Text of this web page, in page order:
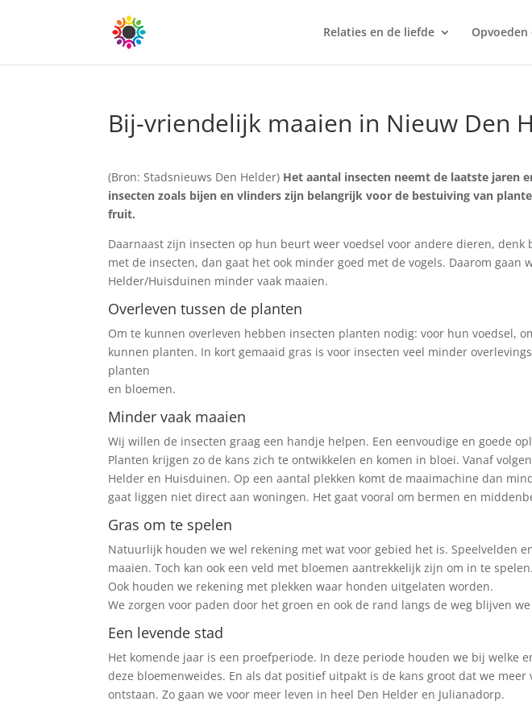
Relaties en de liefde
Bij-vriendelijk maaien in Nieuw Den
(Bron: Stadsnieuws Den Helder) Het aantal insecten neemt de laatste jaren
insecten zoals bijen en vlinders zijn belangrijk voor de bestuiving van
fruit.
Daarnaast zijn insecten op hun beurt weer voedsel voor andere dieren, denk
met de insecten, dan gaat het ook minder goed met de vogels. Daarom gaan
Helder/Huisduinen minder vaak maaien.
Overleven tussen de planten
Om te kunnen overleven hebben insecten planten nodig: voor hun voedsel,
kunnen planten. In kort gemaaid gras is voor insecten veel minder
planten
en bloemen.
Minder vaak maaien
Wij willen de insecten graag een handje helpen. Een eenvoudige en goede
Planten krijgen zo de kans zich te ontwikkelen en komen in bloei. Vanaf
Helder en Huisduinen. Op een aantal plekken komt de maaimachine dan
gaat liggen niet direct aan woningen. Het gaat vooral om bermen en
Gras om te spelen
Natuurlijk houden we wel rekening met wat voor gebied het is. Speelvelden
maaien. Toch kan ook een veld met bloemen aantrekkelijk zijn om in te
Ook houden we rekening met plekken waar honden uitgelaten worden.
We zorgen voor paden door het groen en ook de rand langs de weg blijven
Een levende stad
Het komende jaar is een proefperiode. In deze periode houden we bij welke
deze bloemenweides. En als dat positief uitpakt is de kans groot dat we
ontstaan. Zo gaan we voor meer leven in heel Den Helder en Julianadorp.